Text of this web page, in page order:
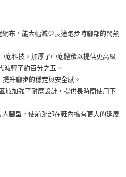
、不需儲值。
證，即可結帳。
再付款。
後付」後，將跳轉至「AFTEE先享後付」
額後，即可完成結帳。
費通知簡訊。
點擊此簡訊中的連結，可透過四大超商／
立刻繳費，但若您需要取消訂單，請聯絡
之訂單仍視為有效，需透過AFTEE先享
上)免運費
上)免運費
上)免運費
布，能大幅減少長途跑步時腳部的悶熱
底科技，加厚了中底體積以提供更高級
減輕了約百分之五。
升腳步的穩定與安全感。
域加強了耐磨設計，提供長時間使用下
腳型，使前趾部在鞋內擁有更大的延展